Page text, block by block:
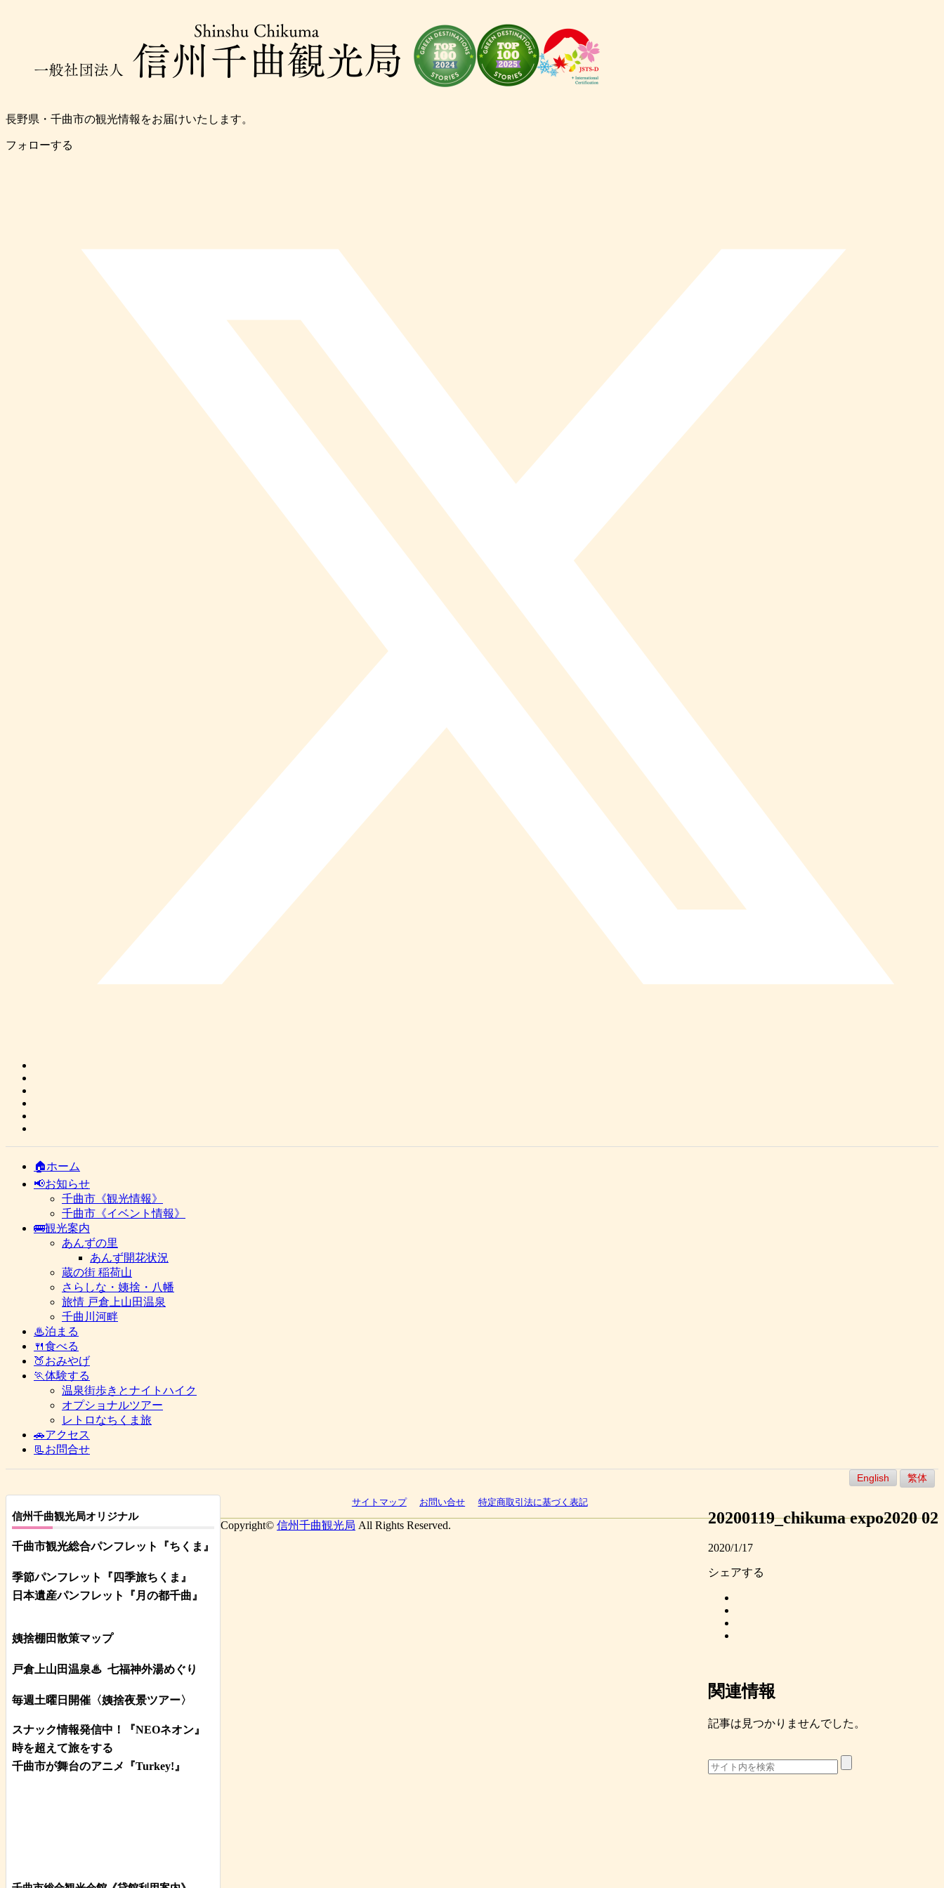
長野県・千曲市の観光情報をお届けいたします。
フォローする
🏠ホーム
📢お知らせ
千曲市《観光情報》
千曲市《イベント情報》
🚌観光案内
あんずの里
あんず開花状況
蔵の街 稲荷山
さらしな・姨捨・八幡
旅情 戸倉上山田温泉
千曲川河畔
♨泊まる
🍴食べる
🍑おみやげ
🏃体験する
温泉街歩きとナイトハイク
オプショナルツアー
レトロなちくま旅
🚗アクセス
📃お問合せ
English 繁体
20200119_chikuma expo2020 02
2020/1/17
シェアする
関連情報
記事は見つかりませんでした。
信州千曲観光局オリジナル
千曲市観光総合パンフレット 『ちくま』
季節パンフレット『四季旅ちくま』
日本遺産パンフレット
『月の都千曲』
姨捨棚田散策マップ
戸倉上山田温泉♨ 七福神外湯めぐり
毎週土曜日開催〈姨捨夜景ツアー〉
スナック情報発信中！『NEOネオン』
時を超えて旅をする
千曲市が舞台のアニメ『Turkey!』
サイトマップ お問い合せ 特定商取引法に基づく表記
Copyright© 信州千曲観光局 All Rights Reserved.